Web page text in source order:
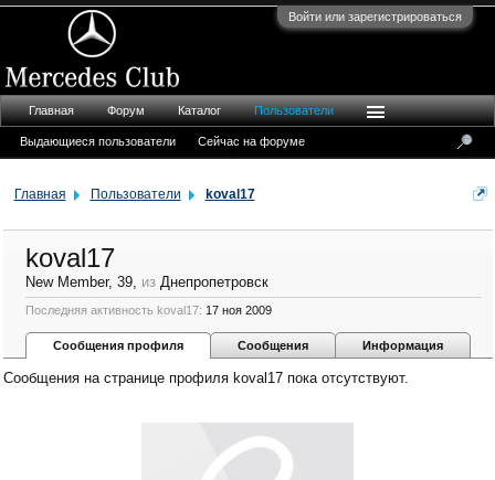
Войти или зарегистрироваться
Главная Пользователи koval17
koval17
New Member, 39, из Днепропетровск
Последняя активность koval17: 17 ноя 2009
Сообщения профиля Сообщения Информация
Сообщения на странице профиля koval17 пока отсутствуют.
Главная Форум Каталог Пользователи
Выдающиеся пользователи Сейчас на форуме